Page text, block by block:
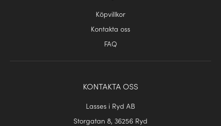
Köpvillkor
Kontakta oss
FAQ
KONTAKTA OSS
Lasses i Ryd AB
Storgatan 8, 36256 Ryd